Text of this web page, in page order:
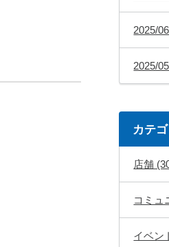
2025/
2025/
カテ
店舗
コミュ
イベン